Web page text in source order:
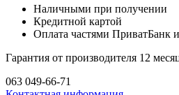
Наличными при получении
Кредитной картой
Оплата частями ПриватБанк
Гарантия от производителя 12
063 049-66-71